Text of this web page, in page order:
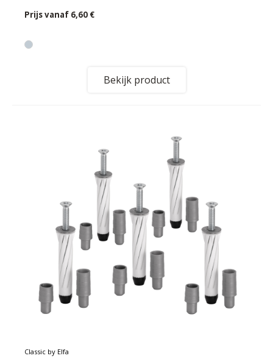
Prijs vanaf 6,60 €
Bekijk product
Classic by Elfa